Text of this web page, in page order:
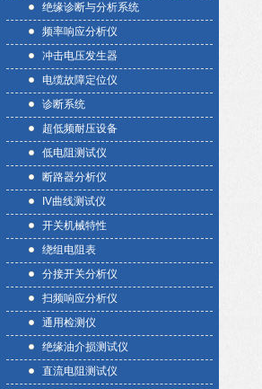
绝缘诊断与分析系统
频率响应分析仪
冲击电压发生器
电缆故障定位仪
诊断系统
超低频耐压设备
低电阻测试仪
断路器分析仪
IV曲线测试仪
开关机械特性
绕组电阻表
分接开关分析仪
扫频响应分析仪
通用检测仪
绝缘油介损测试仪
直流电阻测试仪